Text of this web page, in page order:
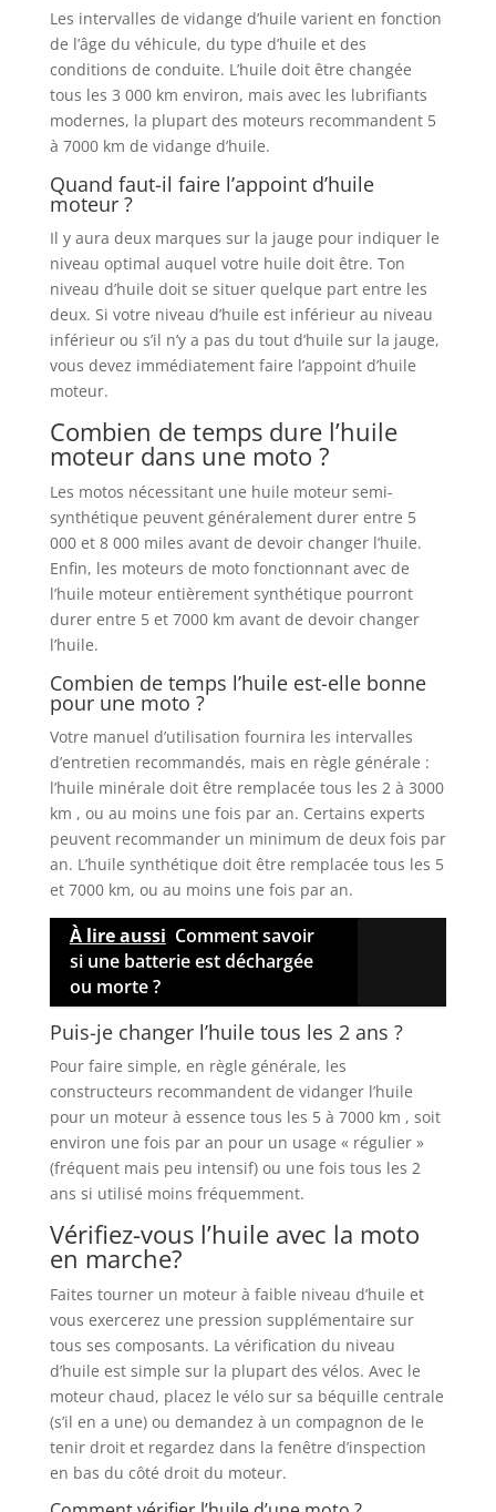
Les intervalles de vidange d’huile varient en fonction
de l’âge du véhicule, du type d’huile et des
conditions de conduite. L’huile doit être changée
tous les 3 000 km environ, mais avec les lubrifiants
modernes, la plupart des moteurs recommandent 5
à 7000 km de vidange d’huile.
Quand faut-il faire l’appoint d’huile
moteur ?
Il y aura deux marques sur la jauge pour indiquer le
niveau optimal auquel votre huile doit être. Ton
niveau d’huile doit se situer quelque part entre les
deux. Si votre niveau d’huile est inférieur au niveau
inférieur ou s’il n’y a pas du tout d’huile sur la jauge,
vous devez immédiatement faire l’appoint d’huile
moteur.
Combien de temps dure l’huile
moteur dans une moto ?
Les motos nécessitant une huile moteur semi-
synthétique peuvent généralement durer entre 5
000 et 8 000 miles avant de devoir changer l’huile.
Enfin, les moteurs de moto fonctionnant avec de
l’huile moteur entièrement synthétique pourront
durer entre 5 et 7000 km avant de devoir changer
l’huile.
Combien de temps l’huile est-elle bonne
pour une moto ?
Votre manuel d’utilisation fournira les intervalles
d’entretien recommandés, mais en règle générale :
l’huile minérale doit être remplacée tous les 2 à 3000
km , ou au moins une fois par an. Certains experts
peuvent recommander un minimum de deux fois par
an. L’huile synthétique doit être remplacée tous les 5
et 7000 km, ou au moins une fois par an.
À lire aussi Comment savoir
si une batterie est déchargée
ou morte ?
Puis-je changer l’huile tous les 2 ans ?
Pour faire simple, en règle générale, les
constructeurs recommandent de vidanger l’huile
pour un moteur à essence tous les 5 à 7000 km , soit
environ une fois par an pour un usage « régulier »
(fréquent mais peu intensif) ou une fois tous les 2
ans si utilisé moins fréquemment.
Vérifiez-vous l’huile avec la moto
en marche?
Faites tourner un moteur à faible niveau d’huile et
vous exercerez une pression supplémentaire sur
tous ses composants. La vérification du niveau
d’huile est simple sur la plupart des vélos. Avec le
moteur chaud, placez le vélo sur sa béquille centrale
(s’il en a une) ou demandez à un compagnon de le
tenir droit et regardez dans la fenêtre d’inspection
en bas du côté droit du moteur.